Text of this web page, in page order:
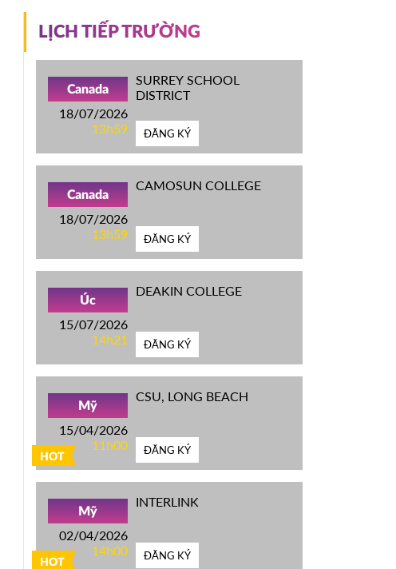
LỊCH TIẾP TRƯỜNG
Canada
18/07/2026
13h59
SURREY SCHOOL
DISTRICT
ĐĂNG KÝ
Canada
18/07/2026
13h59
CAMOSUN COLLEGE
ĐĂNG KÝ
Úc
15/07/2026
14h21
DEAKIN COLLEGE
ĐĂNG KÝ
HOT
Mỹ
15/04/2026
11h00
CSU, LONG BEACH
ĐĂNG KÝ
HOT
Mỹ
02/04/2026
14h00
INTERLINK
ĐĂNG KÝ